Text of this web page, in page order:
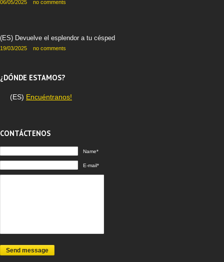
06/05/2025 no comments
(ES) Devuelve el esplendor a tu césped
19/03/2025 no comments
¿DÓNDE ESTAMOS?
(ES) Encuéntranos!
CONTÁCTENOS
Name*
E-mail*
Send message